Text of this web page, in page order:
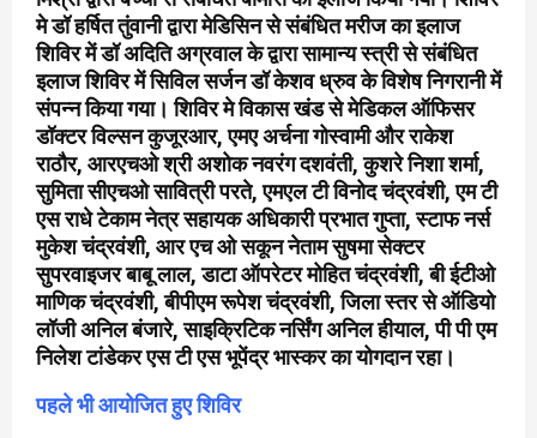
मे डॉ हर्षित तुंवानी द्वारा मेडिसिन से संबंधित मरीज का इलाज
शिविर में डॉ अदिति अग्रवाल के द्वारा सामान्य स्त्री से संबंधित
इलाज शिविर में सिविल सर्जन डॉ केशव ध्रुव के विशेष निगरानी में
संपन्न किया गया। शिविर मे विकास खंड से मेडिकल ऑफिसर
डॉक्टर विल्सन कुजूरआर, एमए अर्चना गोस्वामी और राकेश
राठौर, आरएचओ श्री अशोक नवरंग दशवंती, कुशरे निशा शर्मा,
सुमिता सीएचओ सावित्री परते, एमएल टी विनोद चंद्रवंशी, एम टी
एस राधे टेकाम नेत्र सहायक अधिकारी प्रभात गुप्ता, स्टाफ नर्स
मुकेश चंद्रवंशी, आर एच ओ सकून नेताम सुषमा सेक्टर
सुपरवाइजर बाबू लाल, डाटा ऑपरेटर मोहित चंद्रवंशी, बी ईटीओ
माणिक चंद्रवंशी, बीपीएम रूपेश चंद्रवंशी, जिला स्तर से ऑडियो
लॉजी अनिल बंजारे, साइक्रिटिक नर्सिंग अनिल हीयाल, पी पी एम
निलेश टांडेकर एस टी एस भूपेंद्र भास्कर का योगदान रहा।
पहले भी आयोजित हुए शिविर